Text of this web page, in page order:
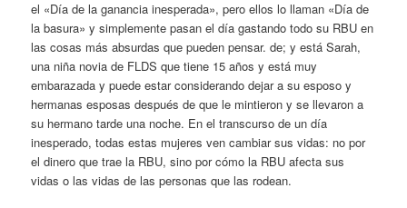
el «Día de la ganancia inesperada», pero ellos lo llaman «Día de
la basura» y simplemente pasan el día gastando todo su RBU en
las cosas más absurdas que pueden pensar. de; y está Sarah,
una niña novia de FLDS que tiene 15 años y está muy
embarazada y puede estar considerando dejar a su esposo y
hermanas esposas después de que le mintieron y se llevaron a
su hermano tarde una noche. En el transcurso de un día
inesperado, todas estas mujeres ven cambiar sus vidas: no por
el dinero que trae la RBU, sino por cómo la RBU afecta sus
vidas o las vidas de las personas que las rodean.